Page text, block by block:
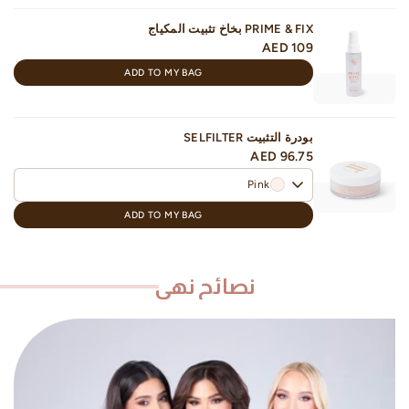
PRIME & FIX بخاخ تثبيت المكياج
AED 109
ADD TO MY BAG
بودرة التثبيت SELFILTER
AED 96.75
Pink
ADD TO MY BAG
نصائح نهى